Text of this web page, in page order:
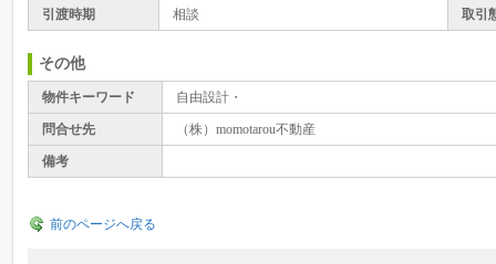
引渡時期 相談 取引
その他
物件キーワード 自由設計・
問合せ先 （株）momotarou不動産
備考
前のページへ戻る